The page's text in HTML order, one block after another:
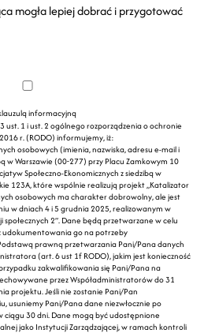
mogła lepiej dobrać i przygotować
informacyjną
r. (RODO) informujemy, iż:
osobowych (imienia, nazwiska, adresu e-mail i
w Warszawie (00-277) przy Placu Zamkowym 10
Społeczno-Ekonomicznych z siedzibą w
123A, które wspólnie realizują projekt „Katalizator
osobowych ma charakter dobrowolny, ale jest
w dniach 4 i 5 grudnia 2025, realizowanym w
2”. Dane będą przetwarzane w celu
udokumentowania go na potrzeby
prawną przetwarzania Pani/Pana danych
(art. 6 ust 1f RODO), jakim jest konieczność
zakwalifikowania się Pani/Pana na
przez Współadministratorów do 31
projektu. Jeśli nie zostanie Pani/Pan
usuniemy Pani/Pana dane niezwłocznie po
ciągu 30 dni. Dane mogą być udostępnione
jako Instytucji Zarządzającej, w ramach kontroli